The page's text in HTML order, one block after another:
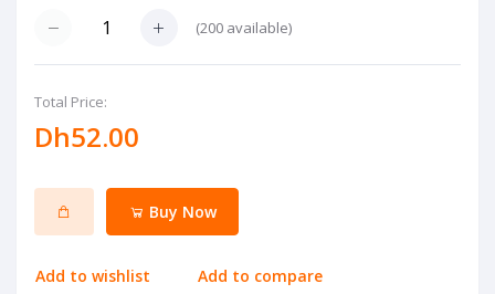
(200 available)
Total Price:
Dh52.00
Buy Now
Add to wishlist Add to compare